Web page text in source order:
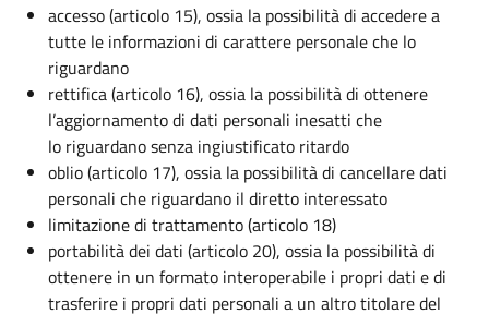
accesso (articolo 15), ossia la possibilità di accedere a
tutte le informazioni di carattere personale che lo
riguardano
rettifica (articolo 16), ossia la possibilità di ottenere
l’aggiornamento di dati personali inesatti che
lo riguardano senza ingiustificato ritardo
oblio (articolo 17), ossia la possibilità di cancellare dati
personali che riguardano il diretto interessato
limitazione di trattamento (articolo 18)
portabilità dei dati (articolo 20), ossia la possibilità di
ottenere in un formato interoperabile i propri dati e di
trasferire i propri dati personali a un altro titolare del